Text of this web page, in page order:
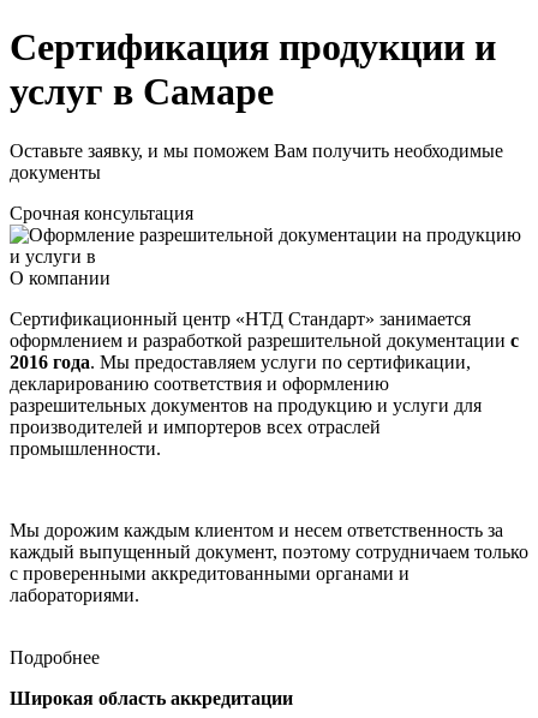
Сертификация продукции и
услуг в Самаре
Оставьте заявку, и мы поможем Вам получить необходимые
документы
Срочная консультация
О компании
Сертификационный центр «НТД Стандарт» занимается
оформлением и разработкой разрешительной документации с
2016 года. Мы предоставляем услуги по сертификации,
декларированию соответствия и оформлению
разрешительных документов на продукцию и услуги для
производителей и импортеров всех отраслей
промышленности.
Мы дорожим каждым клиентом и несем ответственность за
каждый выпущенный документ, поэтому сотрудничаем только
с проверенными аккредитованными органами и
лабораториями.
Подробнее
Широкая область аккредитации